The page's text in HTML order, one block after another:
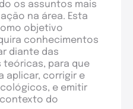
os assuntos mais
na área. Esta
objetivo
conhecimentos
diante das
teóricas, para que
aplicar, corrigir e
e emitir
do